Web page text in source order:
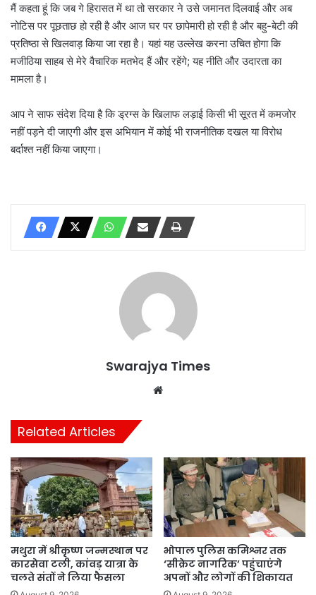
मैं कहता हूं कि जब गे हिरासत में था तो सरकार ने उसे जमानत दिलवाई और अब
नोटिस पर पूछताछ हो रही है और आज घर पर छापेमारी हो रही है और बहु-बेटी की
प्रतिष्ठा से खिलवाड़ किया जा रहा है। यहां यह उल्लेख करना उचित होगा कि
मजीठिया साहब से मेरे वैचारिक मतभेद हैं और रहेंगे; यह नीति और उदारता का
मामला है।
आप ने साफ संदेश दिया है कि ड्रग्स के खिलाफ लड़ाई किसी भी सूरत में कमजोर
नहीं पड़ने दी जाएगी और इस अभियान में कोई भी राजनीतिक दखल या विरोध
बर्दाश्त नहीं किया जाएगा।
Swarajya Times
Related Articles
मथुरा में श्रीकृष्ण जन्मस्थान पर
कारसेवा टली, कांवड़ यात्रा के
चलते संतों ने लिया फैसला
भोपाल पुलिस कमिश्नर तक
‘सीक्रेट नागरिक’ पहुंचाएंगे
अपनों और लोगों की शिकायत